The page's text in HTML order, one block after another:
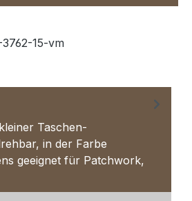
3762-15-vm
Taschen-
in der Farbe
geeignet für Patchwork,